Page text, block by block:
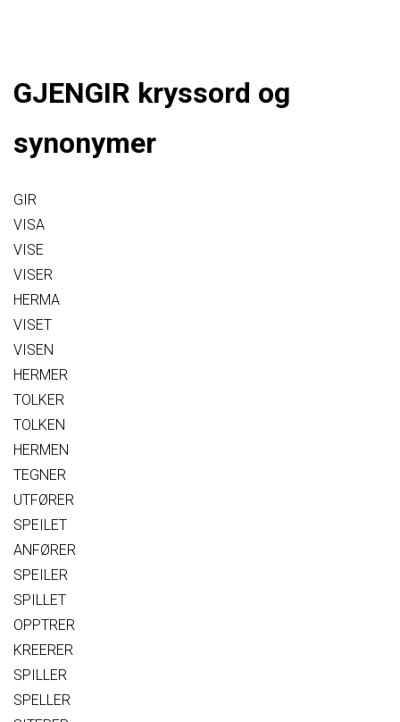
GJENGIR kryssord og
synonymer
GIR
VISA
VISE
VISER
HERMA
VISET
VISEN
HERMER
TOLKER
TOLKEN
HERMEN
TEGNER
UTFØRER
SPEILET
ANFØRER
SPEILER
SPILLET
OPPTRER
KREERER
SPILLER
SPELLER